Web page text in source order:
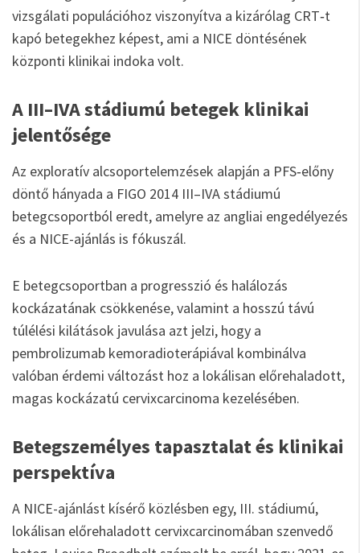
vizsgálati populációhoz viszonyítva a kizárólag CRT‑t
kapó betegekhez képest, ami a NICE döntésének
központi klinikai indoka volt.
A III–IVA stádiumú betegek klinikai
jelentősége
Az exploratív alcsoportelemzések alapján a PFS‑előny
döntő hányada a FIGO 2014 III–IVA stádiumú
betegcsoportból eredt, amelyre az angliai engedélyezés
és a NICE-ajánlás is fókuszál.
E betegcsoportban a progresszió és halálozás
kockázatának csökkenése, valamint a hosszú távú
túlélési kilátások javulása azt jelzi, hogy a
pembrolizumab kemoradioterápiával kombinálva
valóban érdemi változást hoz a lokálisan előrehaladott,
magas kockázatú cervixcarcinoma kezelésében.
Betegszemélyes tapasztalat és klinikai
perspektíva
A NICE-ajánlást kísérő közlésben egy, III. stádiumú,
lokálisan előrehaladott cervixcarcinomában szenvedő